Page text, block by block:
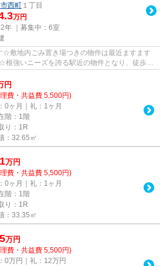
西町 １丁目
万円
年 ｜募集中： 6室
☆敷地内ごみ置き場つきの物件は最近ますます
強いニーズを誇る駅近の物件となり、徒歩10
ト...
円
費・共益費 5,500円)
0ヶ月｜礼：1ヶ月
階：1階
り：1R
：32.65㎡
万円
費・共益費 5,500円)
0ヶ月｜礼：1ヶ月
階：1階
り：1R
：33.35㎡
万円
費・共益費 5,500円)
0万円｜礼：12万円